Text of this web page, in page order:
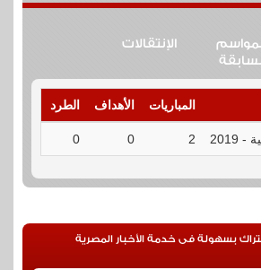
الإنتقالات
المباريات الأهداف الطرد
2
0
0
بسهولة فى خدمة الأخبار المصرية